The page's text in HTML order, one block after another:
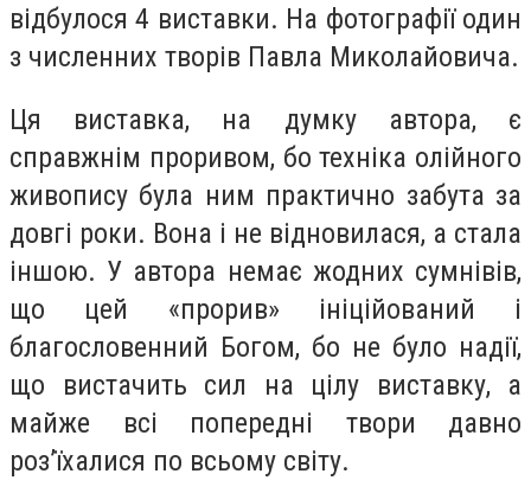
відбулося 4 виставки. На фотографії один
з численних творів Павла Миколайовича.
Ця виставка, на думку автора, є
справжнім проривом, бо техніка олійного
живопису була ним практично забута за
довгі роки. Вона і не відновилася, а стала
іншою. У автора немає жодних сумнівів,
що цей «прорив» ініційований і
благословенний Богом, бо не було надії,
що вистачить сил на цілу виставку, а
майже всі попередні твори давно
роз’їхалися по всьому світу.